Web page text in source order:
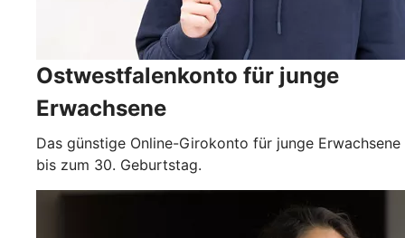
Ostwestfalenkonto für junge
Erwachsene
Das günstige Online-Girokonto für junge Erwachsene
bis zum 30. Geburtstag.